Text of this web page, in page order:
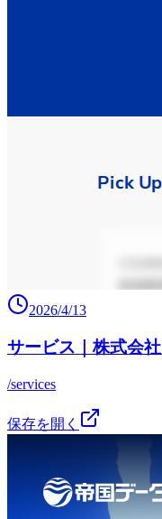
2026/4/13
サービス｜株式会
/services
保存を開く